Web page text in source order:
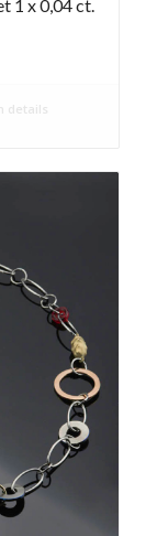
1 x 0,04 ct.
details